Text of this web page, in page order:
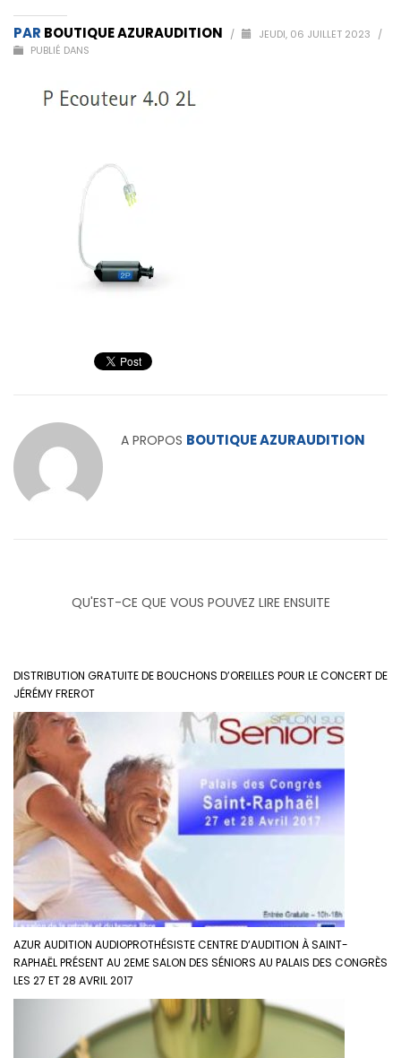
PAR BOUTIQUE AZURAUDITION / JEUDI, 06 JUILLET 2023
/
PUBLIÉ DANS
A PROPOS BOUTIQUE AZURAUDITION
QU'EST-CE QUE VOUS POUVEZ LIRE ENSUITE
DISTRIBUTION GRATUITE DE BOUCHONS D’OREILLES POUR LE CONCERT DE
JÉRÉMY FREROT
AZUR AUDITION AUDIOPROTHÉSISTE CENTRE D’AUDITION À SAINT-
RAPHAËL PRÉSENT AU 2EME SALON DES SÉNIORS AU PALAIS DES CONGRÈS
LES 27 ET 28 AVRIL 2017